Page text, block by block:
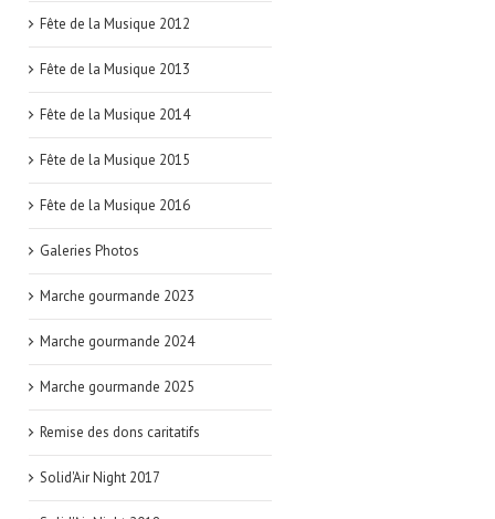
Fête de la Musique 2012
Fête de la Musique 2013
Fête de la Musique 2014
Fête de la Musique 2015
Fête de la Musique 2016
Galeries Photos
Marche gourmande 2023
Marche gourmande 2024
Marche gourmande 2025
Remise des dons caritatifs
Solid'Air Night 2017